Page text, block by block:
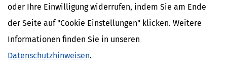
oder Ihre Einwilligung widerrufen, indem Sie am Ende
der Seite auf "Cookie Einstellungen" klicken. Weitere
Informationen finden Sie in unseren
Datenschutzhinweisen.